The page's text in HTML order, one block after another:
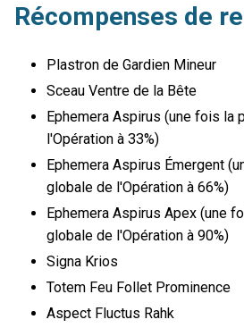
Récompenses de
Plastron de Gardien Mineur
Sceau Ventre de la Bête
Ephemera Aspirus (une fois la
l'Opération à 33%)
Ephemera Aspirus Émergent
globale de l'Opération à 66%)
Ephemera Aspirus Apex (une
globale de l'Opération à 90%)
Signa Krios
Totem Feu Follet Prominence
Aspect Fluctus Rahk